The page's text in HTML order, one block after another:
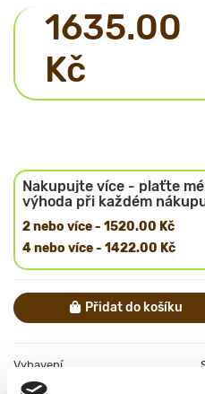
1635.00
Kč
Nakupujte více - plaťte
výhoda při každém
2 nebo více - 1520.00 Kč
4 nebo více - 1422.00 Kč
Přidat do košíku
Vybavení
Materiál